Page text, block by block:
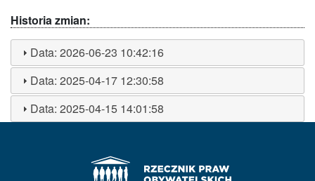
Historia zmian:
Data:2026-06-23 10:42:16
Data:2025-04-17 12:30:58
Data:2025-04-15 14:01:58